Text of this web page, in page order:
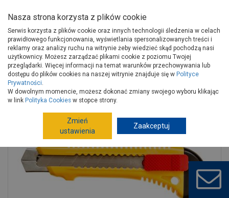
Strona główna Narzędzia
Narzędzia ręczne, warsztat
Noże
Noże, ostrza wymienne
Nóż z ostrzem łamanym 18 mm TOPEX
Nasza strona korzysta z plików cookie
Serwis korzysta z plików cookie oraz innych technologii śledzenia w celach
prawidłowego funkcjonowania, wyświetlania spersonalizowanych treści i
reklamy oraz analizy ruchu na witrynie żeby wiedzieć skąd pochodzą nasi
użytkownicy. Możesz zarządzać plikami cookie z poziomu Twojej
przeglądarki. Więcej informacji na temat warunków przechowywania lub
dostępu do plików cookies na naszej witrynie znajduje się w Polityce
Prywatności.
W dowolnym momencie, możesz dokonać zmiany swojego wyboru klikając
w link Polityka Cookies w stopce strony.
Zmień
ustawienia
Zaakceptuj